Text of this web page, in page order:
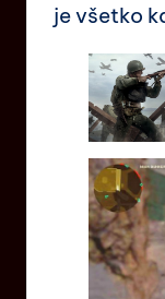
je všetko